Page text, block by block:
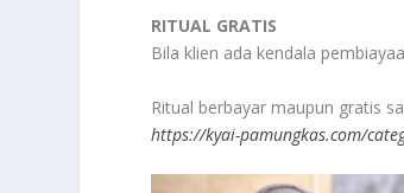
RITUAL GRATIS
Bila klien ada kendala
Ritual berbayar maupun gratis
https://kyai-pamungkas.com/